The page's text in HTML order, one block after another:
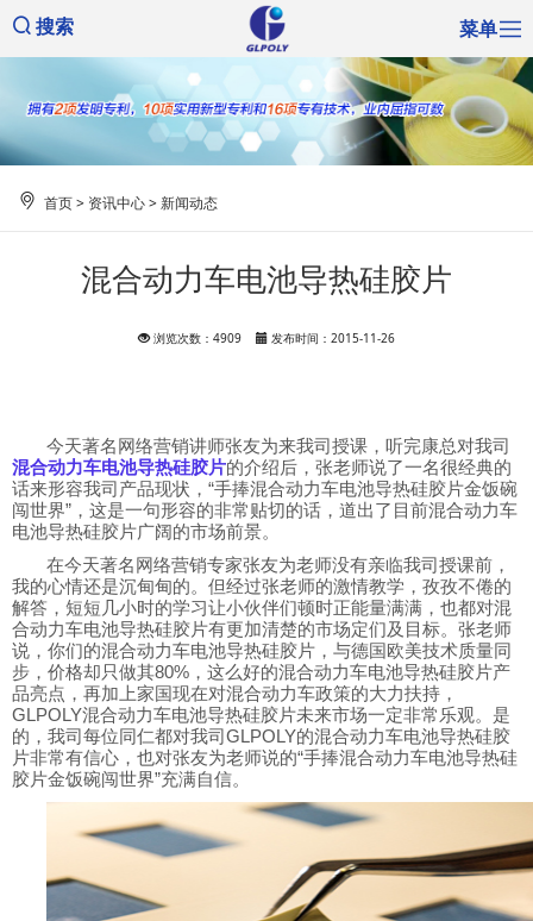
搜索 菜单
首页> 资讯中心>新闻动态
混合动力车电池导热硅胶片
浏览次数：4909 发布时间：2015-11-26
今天著名网络营销讲师张友为来我司授课，听完康总对我司
混合动力车电池导热硅胶片的介绍后，张老师说了一名很经典的
话来形容我司产品现状，“手捧混合动力车电池导热硅胶片金饭碗
闯世界”，这是一句形容的非常贴切的话，道出了目前混合动力车
电池导热硅胶片广阔的市场前景。
在今天著名网络营销专家张友为老师没有亲临我司授课前，
我的心情还是沉甸甸的。但经过张老师的激情教学，孜孜不倦的
解答，短短几小时的学习让小伙伴们顿时正能量满满，也都对混
合动力车电池导热硅胶片有更加清楚的市场定们及目标。张老师
说，你们的混合动力车电池导热硅胶片，与德国欧美技术质量同
步，价格却只做其80% ，这么好的混合动力车电池导热硅胶片产
品亮点，再加上家国现在对混合动力车政策的大力扶持，
GLPOLY混合动力车电池导热硅胶片未来市场一定非常乐观。是
的，我司每位同仁都对我司 GLPOLY的混合动力车电池导热硅胶
片非常有信心，也对张友为老师说的“手捧混合动力车电池导热硅
胶片金饭碗闯世界”充满自信。